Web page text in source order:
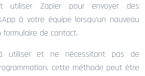
utiliser Zapier pour envoyer des
à votre équipe lorsqu’un nouveau
de contact.
utiliser et ne nécessitant pas de
cette méthode peut être